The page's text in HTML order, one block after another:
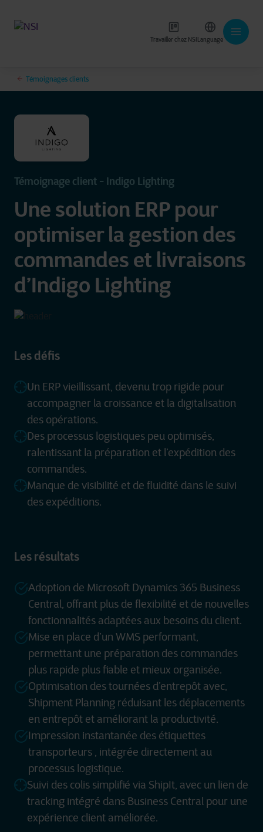
Travailler chez NSILanguage
Témoignages clients
Témoignage client - Indigo Lighting
Une solution ERP pour
optimiser la gestion des
commandes et livraisons
d’Indigo Lighting
Les défis
Un ERP vieillissant, devenu trop rigide pour
accompagner la croissance et la digitalisation
des opérations.
Des processus logistiques peu optimisés,
ralentissant la préparation et l’expédition des
commandes.
Manque de visibilité et de fluidité dans le suivi
des expéditions.
Les résultats
Adoption de Microsoft Dynamics 365 Business
Central, offrant plus de flexibilité et de nouvelles
fonctionnalités adaptées aux besoins du client.
Mise en place d’un WMS performant,
permettant une préparation des commandes
plus rapide plus fiable et mieux organisée.
Optimisation des tournées d’entrepôt avec,
Shipment Planning réduisant les déplacements
en entrepôt et améliorant la productivité.
Impression instantanée des étiquettes
transporteurs , intégrée directement au
processus logistique.
Suivi des colis simplifié via ShipIt, avec un lien de
tracking intégré dans Business Central pour une
expérience client améliorée.